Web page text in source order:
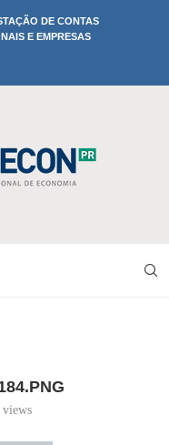
DE CONTAS
E EMPRESAS